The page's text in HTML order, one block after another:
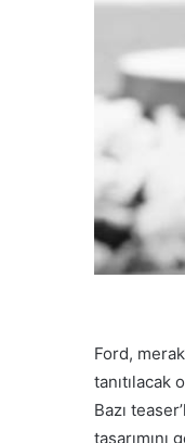
Ford,
tanıtılacak
Bazı
tasarımını